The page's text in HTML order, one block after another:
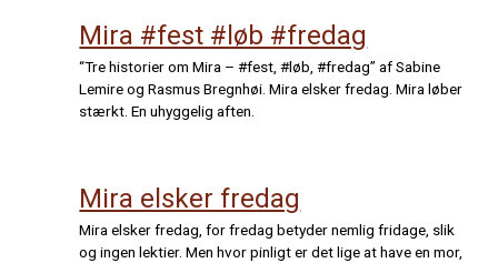
Mira #fest #løb #fredag
“Tre historier om Mira – #fest, #løb, #fredag” af Sabine
Lemire og Rasmus Bregnhøi. Mira elsker fredag. Mira løber
stærkt. En uhyggelig aften.
Mira elsker fredag
Mira elsker fredag, for fredag betyder nemlig fridage, slik
og ingen lektier. Men hvor pinligt er det lige at have en mor,